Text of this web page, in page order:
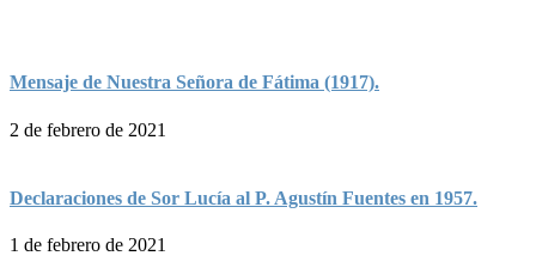
Mensaje de Nuestra Señora de Fátima (1917).
2 de febrero de 2021
Declaraciones de Sor Lucía al P. Agustín Fuentes en 1957.
1 de febrero de 2021